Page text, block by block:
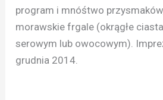
program i mnóśtwo
morawskie frgale (okrągłe
serowym lub owocowym).
grudnia 2014.